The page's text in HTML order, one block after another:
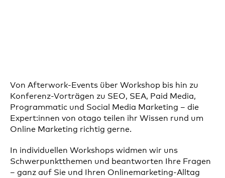
Von Afterwork-Events über Workshop bis hin zu
Konferenz-Vorträgen zu SEO, SEA, Paid Media,
Programmatic und Social Media Marketing – die
Expert:innen von otago teilen ihr Wissen rund um
Online Marketing richtig gerne.
In individuellen Workshops widmen wir uns
Schwerpunktthemen und beantworten Ihre Fragen
– ganz auf Sie und Ihren Onlinemarketing-Alltag